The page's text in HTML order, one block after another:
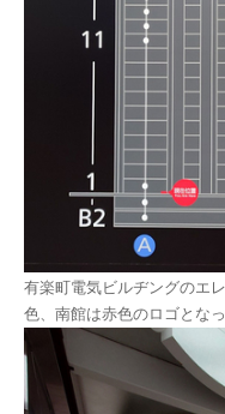
有楽町電気ビルヂングのエ
色、南館は赤色のロゴとな